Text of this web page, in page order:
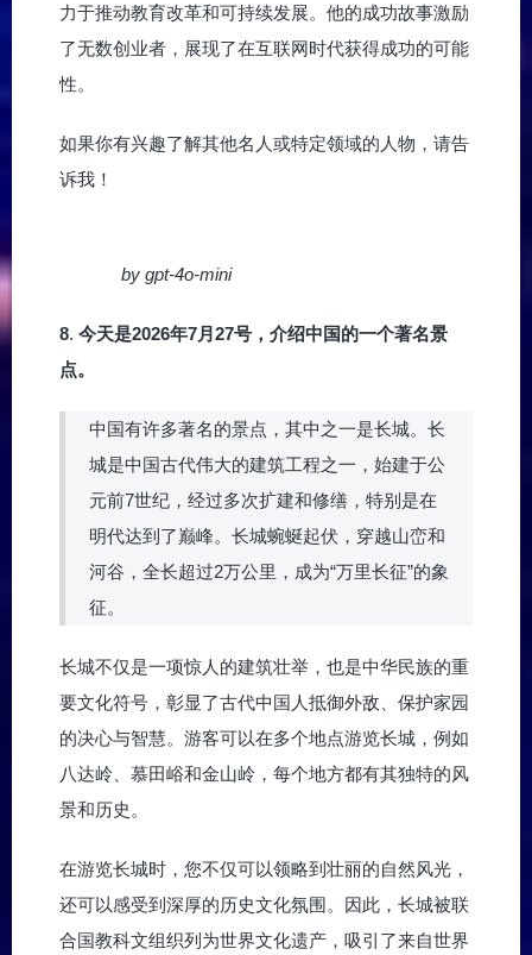
力于推动教育改革和可持续发展。他的成功故事激励
了无数创业者，展现了在互联网时代获得成功的可能
性。
如果你有兴趣了解其他名人或特定领域的人物，请告
诉我！
by gpt-4o-mini
8. 今天是2026年7月27号，介绍中国的一个著名景
点。
中国有许多著名的景点，其中之一是长城。长
城是中国古代伟大的建筑工程之一，始建于公
元前7世纪，经过多次扩建和修缮，特别是在
明代达到了巅峰。长城蜿蜒起伏，穿越山峦和
河谷，全长超过2万公里，成为“万里长征”的象
征。
长城不仅是一项惊人的建筑壮举，也是中华民族的重
要文化符号，彰显了古代中国人抵御外敌、保护家园
的决心与智慧。游客可以在多个地点游览长城，例如
八达岭、慕田峪和金山岭，每个地方都有其独特的风
景和历史。
在游览长城时，您不仅可以领略到壮丽的自然风光，
还可以感受到深厚的历史文化氛围。因此，长城被联
合国教科文组织列为世界文化遗产，吸引了来自世界